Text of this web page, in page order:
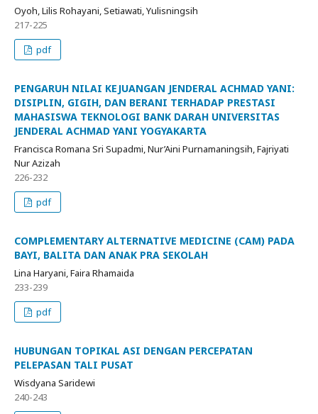
Oyoh, Lilis Rohayani, Setiawati, Yulisningsih
217-225
pdf
PENGARUH NILAI KEJUANGAN JENDERAL ACHMAD YANI:
DISIPLIN, GIGIH, DAN BERANI TERHADAP PRESTASI
MAHASISWA TEKNOLOGI BANK DARAH UNIVERSITAS
JENDERAL ACHMAD YANI YOGYAKARTA
Francisca Romana Sri Supadmi, Nur’Aini Purnamaningsih, Fajriyati
Nur Azizah
226-232
pdf
COMPLEMENTARY ALTERNATIVE MEDICINE (CAM) PADA
BAYI, BALITA DAN ANAK PRA SEKOLAH
Lina Haryani, Faira Rhamaida
233-239
pdf
HUBUNGAN TOPIKAL ASI DENGAN PERCEPATAN
PELEPASAN TALI PUSAT
Wisdyana Saridewi
240-243